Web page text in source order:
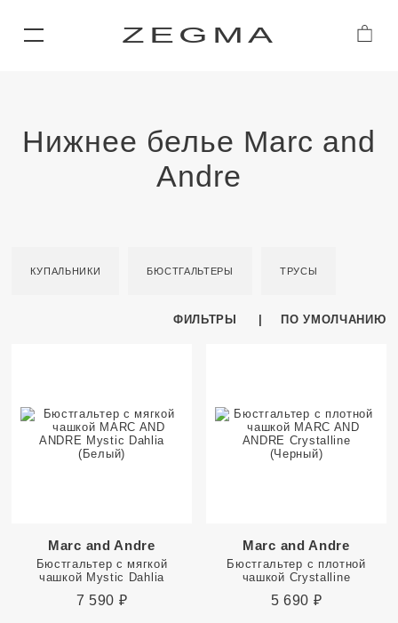
ZEGMA
Нижнее белье Marc and
Andre
КУПАЛЬНИКИ БЮСТГАЛЬТЕРЫ ТРУСЫ
ФИЛЬТРЫ ПО УМОЛЧАНИЮ
Marc and Andre
Бюстгальтер с мягкой
чашкой Mystic Dahlia
7 590 ₽
Marc and Andre
Бюстгальтер с плотной
чашкой Crystalline
5 690 ₽